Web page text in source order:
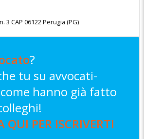
3 CAP06122Perugia (PG)
?
tu su avvocati-
hanno già fatto
QUI PER ISCRIVERTI